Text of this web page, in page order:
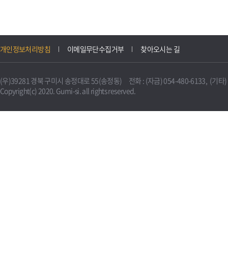
개인정보처리방침 이메일무단수집거부 찾아오시는 길
(우)39281 경북 구미시 송정대로 55(송정동) 전화 : (자금) 054-480-6133, (기타
Copyright(c) 2020. Gumi-si. all rights reserved.